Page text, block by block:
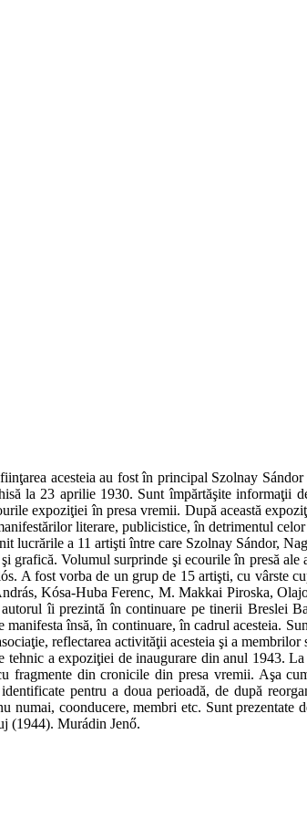
acesteia au fost în principal Szolnay
la 23 aprilie 1930. Sunt împărtăşite informaţii
expoziţiei în presa vremii. După această
literare, publicistice, în detrimentul
lucrările a 11 artişti între care Szolnay Sándor,
Volumul surprinde şi ecourile în presă ale
A fost vorba de un grup de 15 artişti, cu vârste
Kósa-Huba Ferenc, M. Makkai Piroska,
îi prezintă în continuare pe tinerii Breslei
însă, în continuare, în cadrul acesteia.
reflectarea activităţii acesteia şi a
a expoziţiei de inaugurare din anul 1943.
din cronicile din presa vremii. Aşa
pentru a doua perioadă, de după
coonducere, membri etc. Sunt prezentate
(1944). Murádin Jenő.